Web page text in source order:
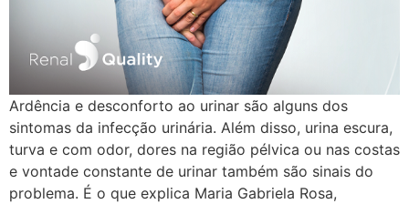
Ardência e desconforto ao urinar são alguns dos
sintomas da infecção urinária. Além disso, urina escura,
turva e com odor, dores na região pélvica ou nas costas
e vontade constante de urinar também são sinais do
problema. É o que explica Maria Gabriela Rosa,